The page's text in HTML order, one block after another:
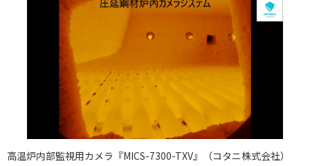
高温炉内部監視用カメラ『MICS-7300-TXV』（コタニ株式会社）